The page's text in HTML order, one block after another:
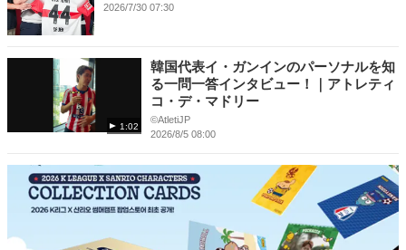
2026/7/30 07:30
1:02
韓国代表イ・ガンインのパーソナルを知
る一問一答インタビュー！｜アトレティ
コ・デ・マドリー
©️AtletiJP
2026/8/5 08:00